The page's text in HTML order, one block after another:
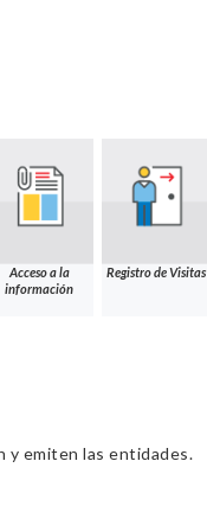
Acceso a la
información
Registro de Visitas
y emiten las entidades.